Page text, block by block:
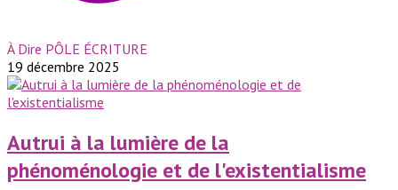
À Dire PÔLE ÉCRITURE
19 décembre 2025
Autrui à la lumière de la
phénoménologie et de l'existentialisme